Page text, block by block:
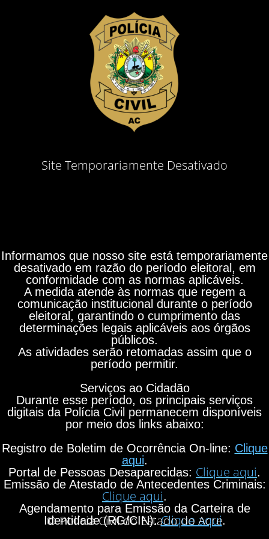
Site Temporariamente Desativado
Informamos que nosso site está temporariamente
desativado em razão do período eleitoral, em
conformidade com as normas aplicáveis.
A medida atende às normas que regem a
comunicação institucional durante o período
eleitoral, garantindo o cumprimento das
determinações legais aplicáveis aos órgãos
públicos.
As atividades serão retomadas assim que o
período permitir.
Serviços ao Cidadão
Durante esse período, os principais serviços
digitais da Polícia Civil permanecem disponíveis
por meio dos links abaixo:
Registro de Boletim de Ocorrência On-line: Clique
aqui.
Portal de Pessoas Desaparecidas: Clique aqui.
Emissão de Atestado de Antecedentes Criminais:
Clique aqui.
Agendamento para Emissão da Carteira de
Identidade (RG/CIN):Clique aqui.
© Polícia Civil do Estado do Acre